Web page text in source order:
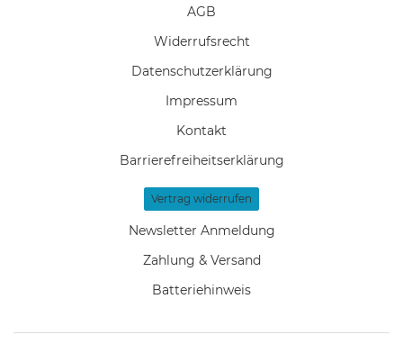
AGB
Widerrufs­recht
Daten­schutz­erklärung
Impressum
Kontakt
Barrierefreiheitserklärung
Vertrag widerrufen
Newsletter Anmeldung
Zahlung & Versand
Batteriehinweis